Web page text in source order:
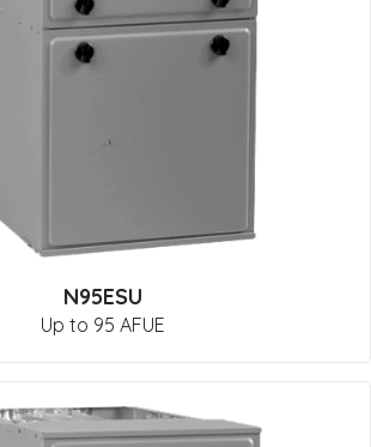
N95ESU
Up to 95 AFUE